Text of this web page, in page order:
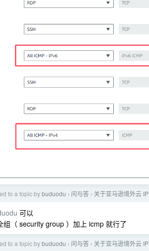
to a topic bybuduodu › 问与答 › 关于亚马逊境外云 IP
可以
组（ security group ）加上 icmp 就行了
to a topic bybuduodu › 问与答 › 关于亚马逊境外云 IP